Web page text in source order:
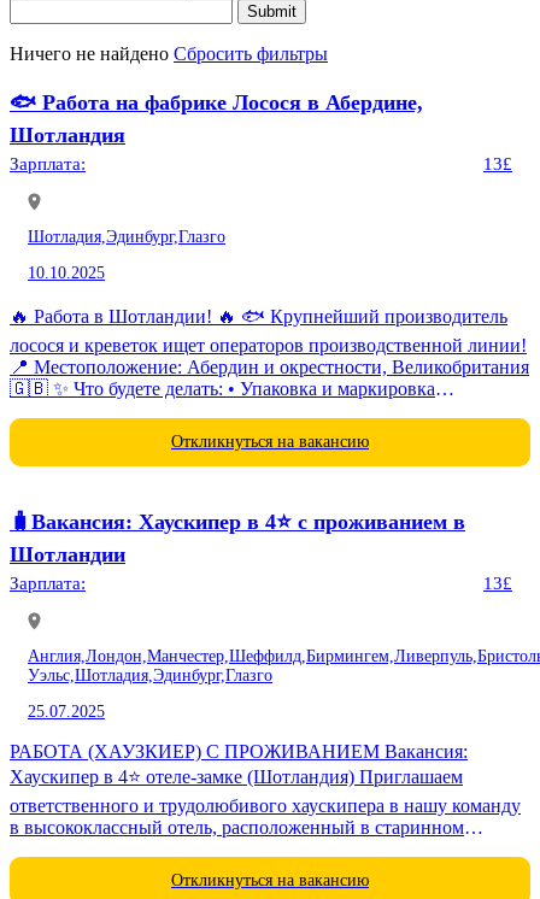
Ничего не найдено Сбросить фильтры
🐟 Работа на фабрике Лосося в Абердине,
Шотландия
Зарплата: 13£
Шотладия, Эдинбург,Глазго
10.10.2025
🔥 Работа в Шотландии! 🔥 🐟 Крупнейший производитель
лосося и креветок ищет операторов производственной линии!
📍 Местоположение: Абердин и окрестности, Великобритания
🇬🇧 ✨ Что будете делать: • Упаковка и маркировка
Откликнуться на вакансию
🧳Вакансия: Хаускипер в 4⭐️ c проживанием в
Шотландии
Зарплата: 13£
Англия, Лондон, Манчестер, Шеффилд, Бирмингем, Ливерпуль,
Уэльс, Шотладия, Эдинбург,Глазго
25.07.2025
РАБОТА (ХАУЗКИЕР) С ПРОЖИВАНИЕМ Вакансия:
Хаускипер в 4⭐️ отеле-замке (Шотландия) Приглашаем
ответственного и трудолюбивого хаускипера в нашу команду
в высококлассный отель, расположенный в старинном
Откликнуться на вакансию